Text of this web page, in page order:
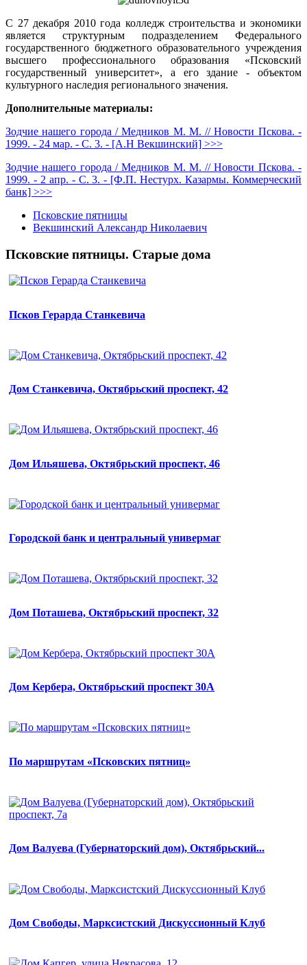
С 27 декабря 2010 года колледж строительства и экономики
является структурным подразделением Федерального
государственного бюджетного образовательного учреждения
высшего профессионального образования «Псковский
государственный университет», а его здание - объектом
культурного наследия регионального значения.
Дополнительные материалы:
Зодчие нашего города / Медников М. М. // Новости Пскова. -
1999. - 24 мар. - С. 3. - [А.Н Векшинский] >>>
Зодчие нашего города / Медников М. М. // Новости Пскова. -
1999. - 2 апр. - С. 3. - [Ф.П. Нестурх. Казармы. Коммерческий
банк] >>>
Псковские пятницы
Векшинский Александр Николаевич
Псковские пятницы. Старые дома
Псков Герарда Станкевича
Дом Станкевича, Октябрьский проспект, 42
Дом Ильяшева, Октябрьский проспект, 46
Городской банк и центральный универмаг
Дом Поташева, Октябрьский проспект, 32
Дом Кербера, Октябрьский проспект 30А
По маршрутам «Псковских пятниц»
Дом Валуева (Губернаторский дом), Октябрьский...
Дом Cвободы, Марксистский Дискуссионный Клуб